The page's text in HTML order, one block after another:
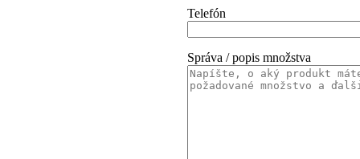
Telefón
Správa / popis množstva